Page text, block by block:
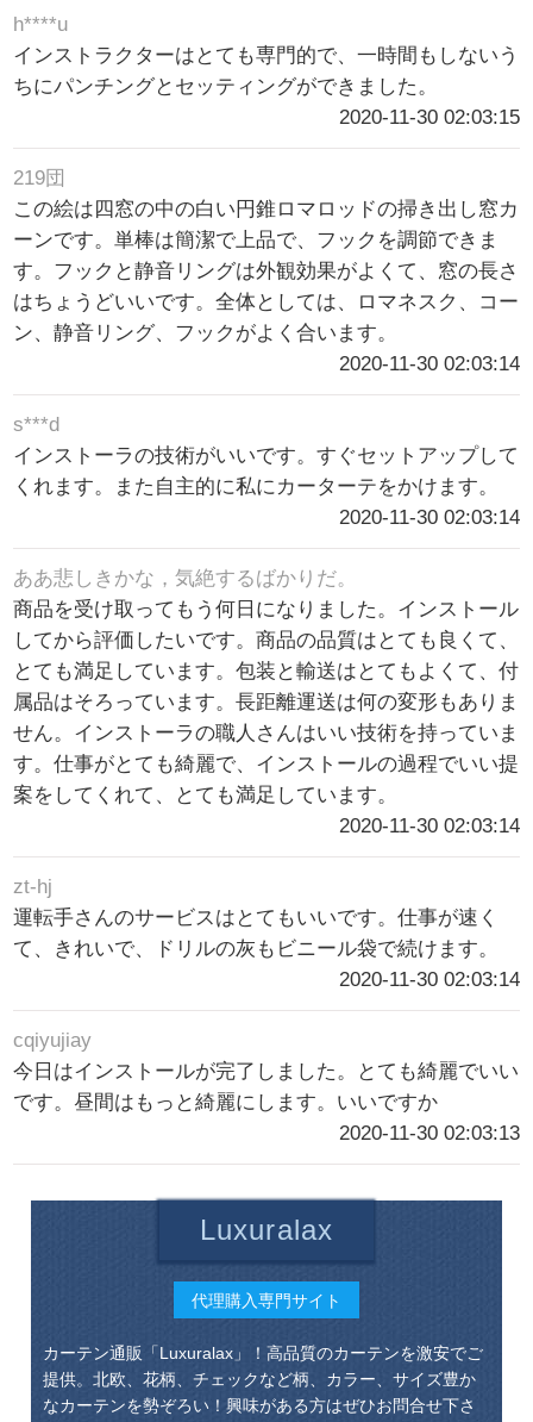
h****u
インストラクターはとても専門的で、一時間もしないう
ちにパンチングとセッティングができました。
2020-11-30 02:03:15
219団
この絵は四窓の中の白い円錐ロマロッドの掃き出し窓カ
ーンです。単棒は簡潔で上品で、フックを調節できま
す。フックと静音リングは外観効果がよくて、窓の長さ
はちょうどいいです。全体としては、ロマネスク、コー
ン、静音リング、フックがよく合います。
2020-11-30 02:03:14
s***d
インストーラの技術がいいです。すぐセットアップして
くれます。また自主的に私にカーターテをかけます。
2020-11-30 02:03:14
ああ悲しきかな，気絶するばかりだ。
商品を受け取ってもう何日になりました。インストール
してから評価したいです。商品の品質はとても良くて、
とても満足しています。包装と輸送はとてもよくて、付
属品はそろっています。長距離運送は何の変形もありま
せん。インストーラの職人さんはいい技術を持っていま
す。仕事がとても綺麗で、インストールの過程でいい提
案をしてくれて、とても満足しています。
2020-11-30 02:03:14
zt-hj
運転手さんのサービスはとてもいいです。仕事が速く
て、きれいで、ドリルの灰もビニール袋で続けます。
2020-11-30 02:03:14
cqiyujiay
今日はインストールが完了しました。とても綺麗でいい
です。昼間はもっと綺麗にします。いいですか
2020-11-30 02:03:13
Luxuralax
代理購入専門サイト
カーテン通販「Luxuralax」！高品質のカーテンを激安でご
提供。北欧、花柄、チェックなど柄、カラー、サイズ豊か
なカーテンを勢ぞろい！興味がある方はぜひお問合せ下さ